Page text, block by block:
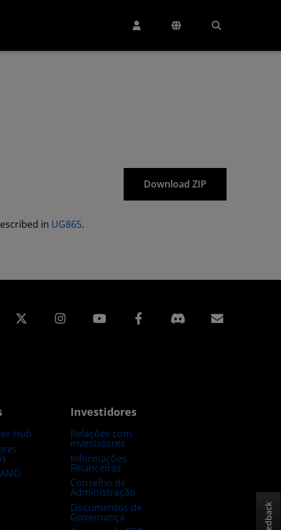
Download ZIP
in UG865.
Linkedin Instagram Facebook
Hub
Investidores
Relações com
investidores
Informações
Financeiras
Conselho de
Administração
Documentos de
Governança
Feedback